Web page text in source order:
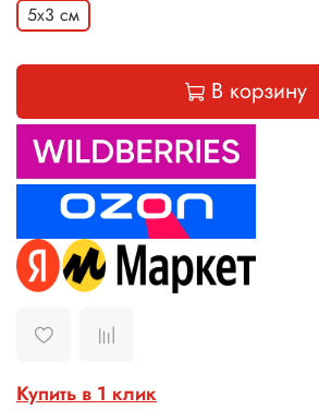
5х3 см
В корзину
Купить в 1 клик